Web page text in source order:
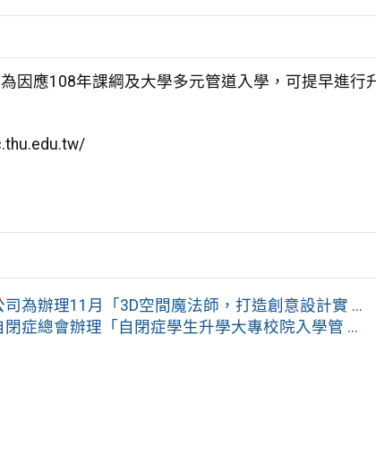
因應108年課綱及大學多元管道入學，可提早進行
為辦理11月「3D空間魔法師，打造創意設計實 ...
症總會辦理「自閉症學生升學大專校院入學管 ...